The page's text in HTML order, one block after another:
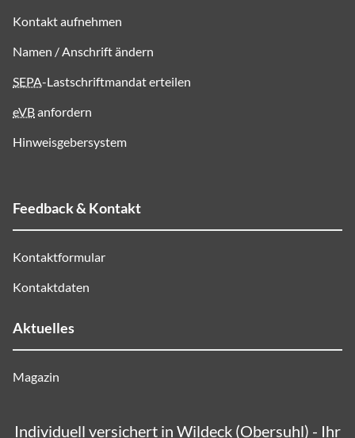
Kontakt aufnehmen
Namen / Anschrift ändern
SEPA-Lastschriftmandat erteilen
eVBanfordern
Hinweisgebersystem
Feedback & Kontakt
Kontaktformular
Kontaktdaten
Aktuelles
Magazin
Individuell versichert in Wildeck (Obersuhl) - Ihr